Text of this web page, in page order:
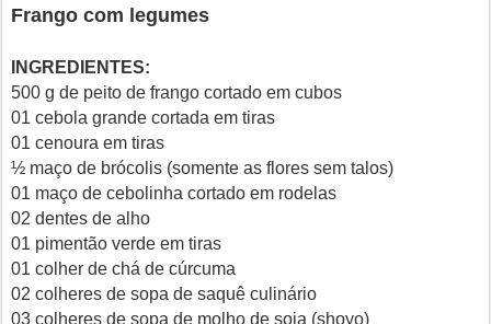
Frango com legumes
INGREDIENTES:
500 g de peito de frango cortado em cubos
01 cebola grande cortada em tiras
01 cenoura em tiras
½ maço de brócolis (somente as flores sem talos)
01 maço de cebolinha cortado em rodelas
02 dentes de alho
01 pimentão verde em tiras
01 colher de chá de cúrcuma
02 colheres de sopa de saquê culinário
03 colheres de sopa de molho de soja (shoyo)